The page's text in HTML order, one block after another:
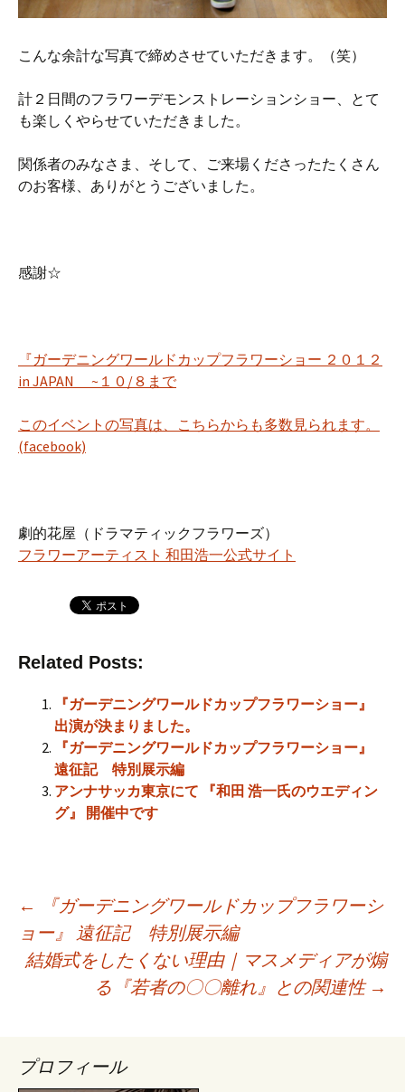
こんな余計な写真で締めさせていただきます。（笑）
計２日間のフラワーデモンストレーションショー、とて
も楽しくやらせていただきました。
関係者のみなさま、そして、ご来場くださったたくさん
のお客様、ありがとうございました。
感謝☆
『ガーデニングワールドカップフラワーショー ２０１２
in JAPAN ~１０/８まで
このイベントの写真は、こちらからも多数見られます。
(facebook)
劇的花屋（ドラマティックフラワーズ）
フラワーアーティスト 和田浩一公式サイト
Related Posts:
『ガーデニングワールドカップフラワーショー』
出演が決まりました。
『ガーデニングワールドカップフラワーショー』
遠征記 特別展示編
アンナサッカ東京にて 『和田 浩一氏のウエディン
グ』 開催中です
投
ナ
←
『ガーデニングワールドカップフラワーシ
ョー』 遠征記 特別展示編
結婚式をしたくない理由｜マスメディアが煽
る『若者の〇〇離れ』との関連性 →
プロフィール